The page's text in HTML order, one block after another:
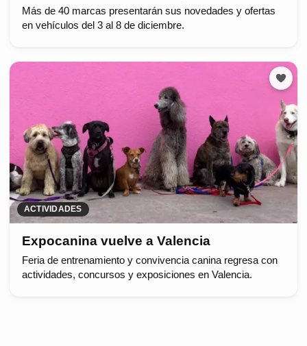
Más de 40 marcas presentarán sus novedades y ofertas
en vehículos del 3 al 8 de diciembre.
ACTIVIDADES
Expocanina vuelve a Valencia
Feria de entrenamiento y convivencia canina regresa con
actividades, concursos y exposiciones en Valencia.